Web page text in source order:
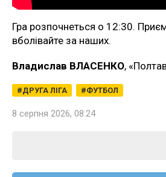
Гра розпочнеться о 12:30.
вболівайте за наших.
Владислав ВЛАСЕНКО,
ДРУГА ЛІГА ФУТБОЛ
8 серпня 2026, 08:24